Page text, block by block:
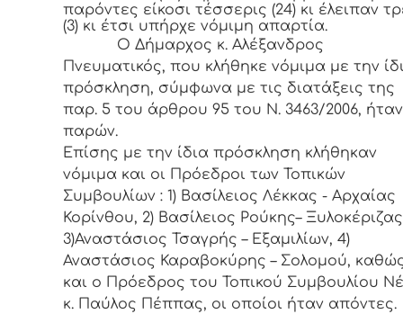
παρόντες είκοσι τέσσερις (24) κι έλειπαν
(3) κι έτσι υπήρχε νόμιμη απαρτία.
Ο Δήμαρχος κ. Αλέξανδρος
Πνευματικός, που κλήθηκε νόμιμα με την
πρόσκληση, σύμφωνα με τις διατάξεις της
παρ. 5 του άρθρου 95 του Ν. 3463/2006, ήταν
παρών.
Επίσης με την ίδια πρόσκληση κλήθηκαν
νόμιμα και οι Πρόεδροι των Τοπικών
Συμβουλίων : 1) Βασίλειος Λέκκας - Αρχαίας
Κορίνθου, 2) Βασίλειος Ρούκης–
3)Αναστάσιος Τσαγρής – Εξαμιλίων, 4)
Αναστάσιος Καραβοκύρης – Σολομού,
και ο Πρόεδρος του Τοπικού Συμβουλίου
κ. Παύλος Πέππας, οι οποίοι ήταν απόντες.